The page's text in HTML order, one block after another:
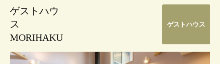
ゲストハウ
ス
MORIHAKU
ゲストハウス